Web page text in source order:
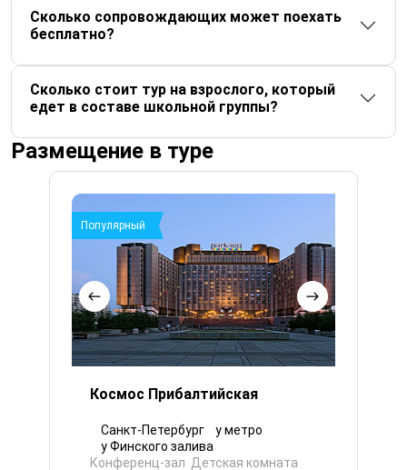
Сколько сопровождающих может поехать
бесплатно?
Сколько стоит тур на взрослого, который
едет в составе школьной группы?
Размещение в туре
Популярный
Космос Прибалтийская
Санкт-Петербург
у метро
у Финского залива
Конференц-зал Детская комната